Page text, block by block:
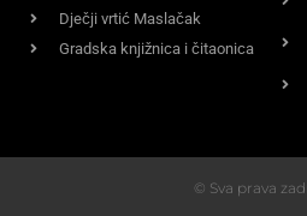
Dječji vrtić Maslačak
Gradska knjižnica i čitaonica
© Sva prava